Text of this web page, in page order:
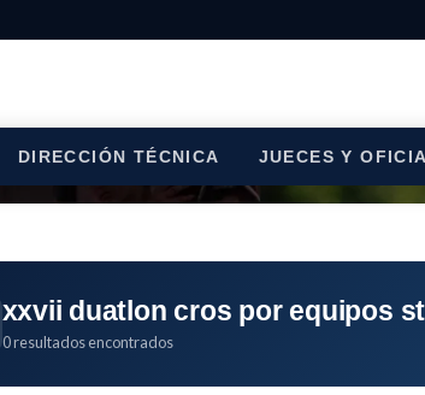
DIRECCIÓN TÉCNICA JUECES Y
xxvii duatlon cros por equipos
0 resultados encontrados